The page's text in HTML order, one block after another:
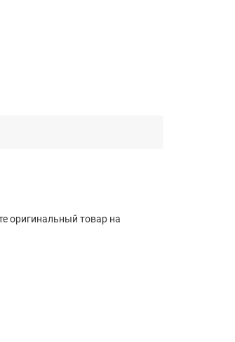
оригинальный товар на